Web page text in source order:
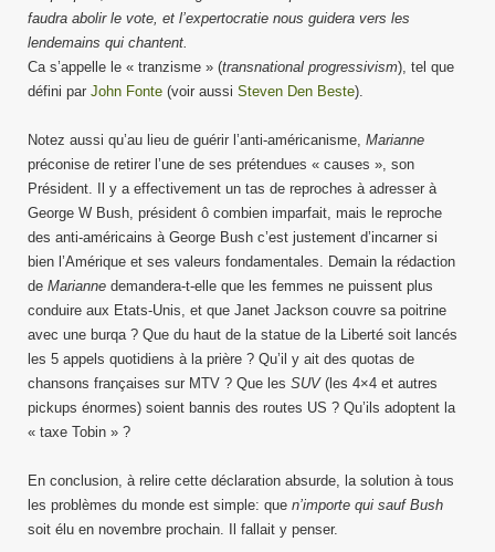
faudra abolir le vote, et l’expertocratie nous guidera vers les
lendemains qui chantent.
Ca s’appelle le « tranzisme » (transnational progressivism), tel que
défini par John Fonte (voir aussi Steven Den Beste).
Notez aussi qu’au lieu de guérir l’anti-américanisme, Marianne
préconise de retirer l’une de ses prétendues « causes », son
Président. Il y a effectivement un tas de reproches à adresser à
George W Bush, président ô combien imparfait, mais le reproche
des anti-américains à George Bush c’est justement d’incarner si
bien l’Amérique et ses valeurs fondamentales. Demain la rédaction
de Marianne demandera-t-elle que les femmes ne puissent plus
conduire aux Etats-Unis, et que Janet Jackson couvre sa poitrine
avec une burqa ? Que du haut de la statue de la Liberté soit lancés
les 5 appels quotidiens à la prière ? Qu’il y ait des quotas de
chansons françaises sur MTV ? Que les SUV(les 4×4 et autres
pickups énormes) soient bannis des routes US ? Qu’ils adoptent la
« taxe Tobin » ?
En conclusion, à relire cette déclaration absurde, la solution à tous
les problèmes du monde est simple: que n’importe qui sauf Bush
soit élu en novembre prochain. Il fallait y penser.